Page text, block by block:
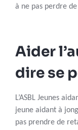
à ne pas perdre
Aider
dire se
L’ASBL Jeunes
jeune aidant à
pas prendre de